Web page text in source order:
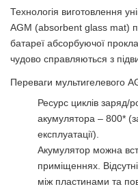
Технологія виготовлення
AGM (absorbent glass mat)
батареї абсорбуючої
чудово справляються з
Переваги мультигелевого
Ресурс циклів заряд/
акумулятора – 800*
експлуатації).
Акумулятор можна
приміщеннях.
між пластинами та